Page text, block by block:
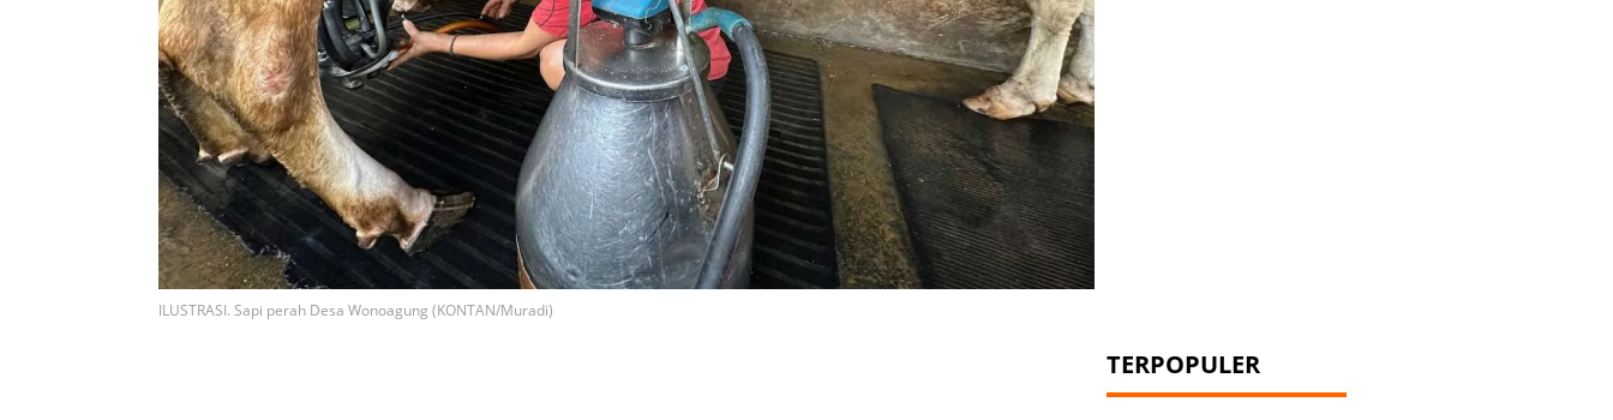
ILUSTRASI. Sapi perah Desa Wonoagung (KONTAN/Muradi)
TERPOPULER